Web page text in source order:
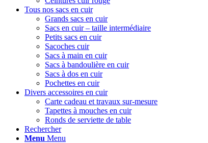
Tous nos sacs en cuir
Grands sacs en cuir
Sacs en cuir – taille intermédiaire
Petits sacs en cuir
Sacoches cuir
Sacs à main en cuir
Sacs à bandoulière en cuir
Sacs à dos en cuir
Pochettes en cuir
Divers accessoires en cuir
Carte cadeau et travaux sur-mesure
Tapettes à mouches en cuir
Ronds de serviette de table
Rechercher
Menu Menu